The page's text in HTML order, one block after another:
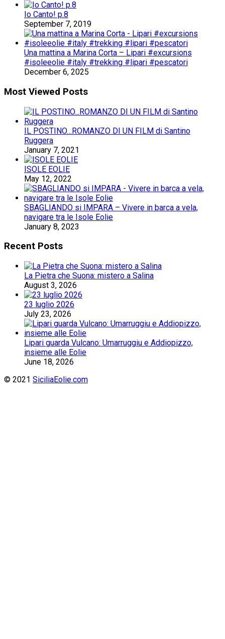
Io Canto! p.8
September 7, 2019
Una mattina a Marina Corta – Lipari #excursions
#isoleeolie #italy #trekking #lipari #pescatori
December 6, 2025
Most Viewed Posts
IL POSTINO…ROMANZO DI UN FILM di Santino
Ruggera
January 7, 2021
ISOLE EOLIE
May 12, 2022
SBAGLIANDO si IMPARA – Vivere in barca a vela,
navigare tra le Isole Eolie
January 8, 2023
Recent Posts
La Pietra che Suona: mistero a Salina
August 3, 2026
23 luglio 2026
July 23, 2026
Lipari guarda Vulcano: Umarruggiu e Addiopizzo,
insieme alle Eolie
June 18, 2026
© 2021 SiciliaEolie.com